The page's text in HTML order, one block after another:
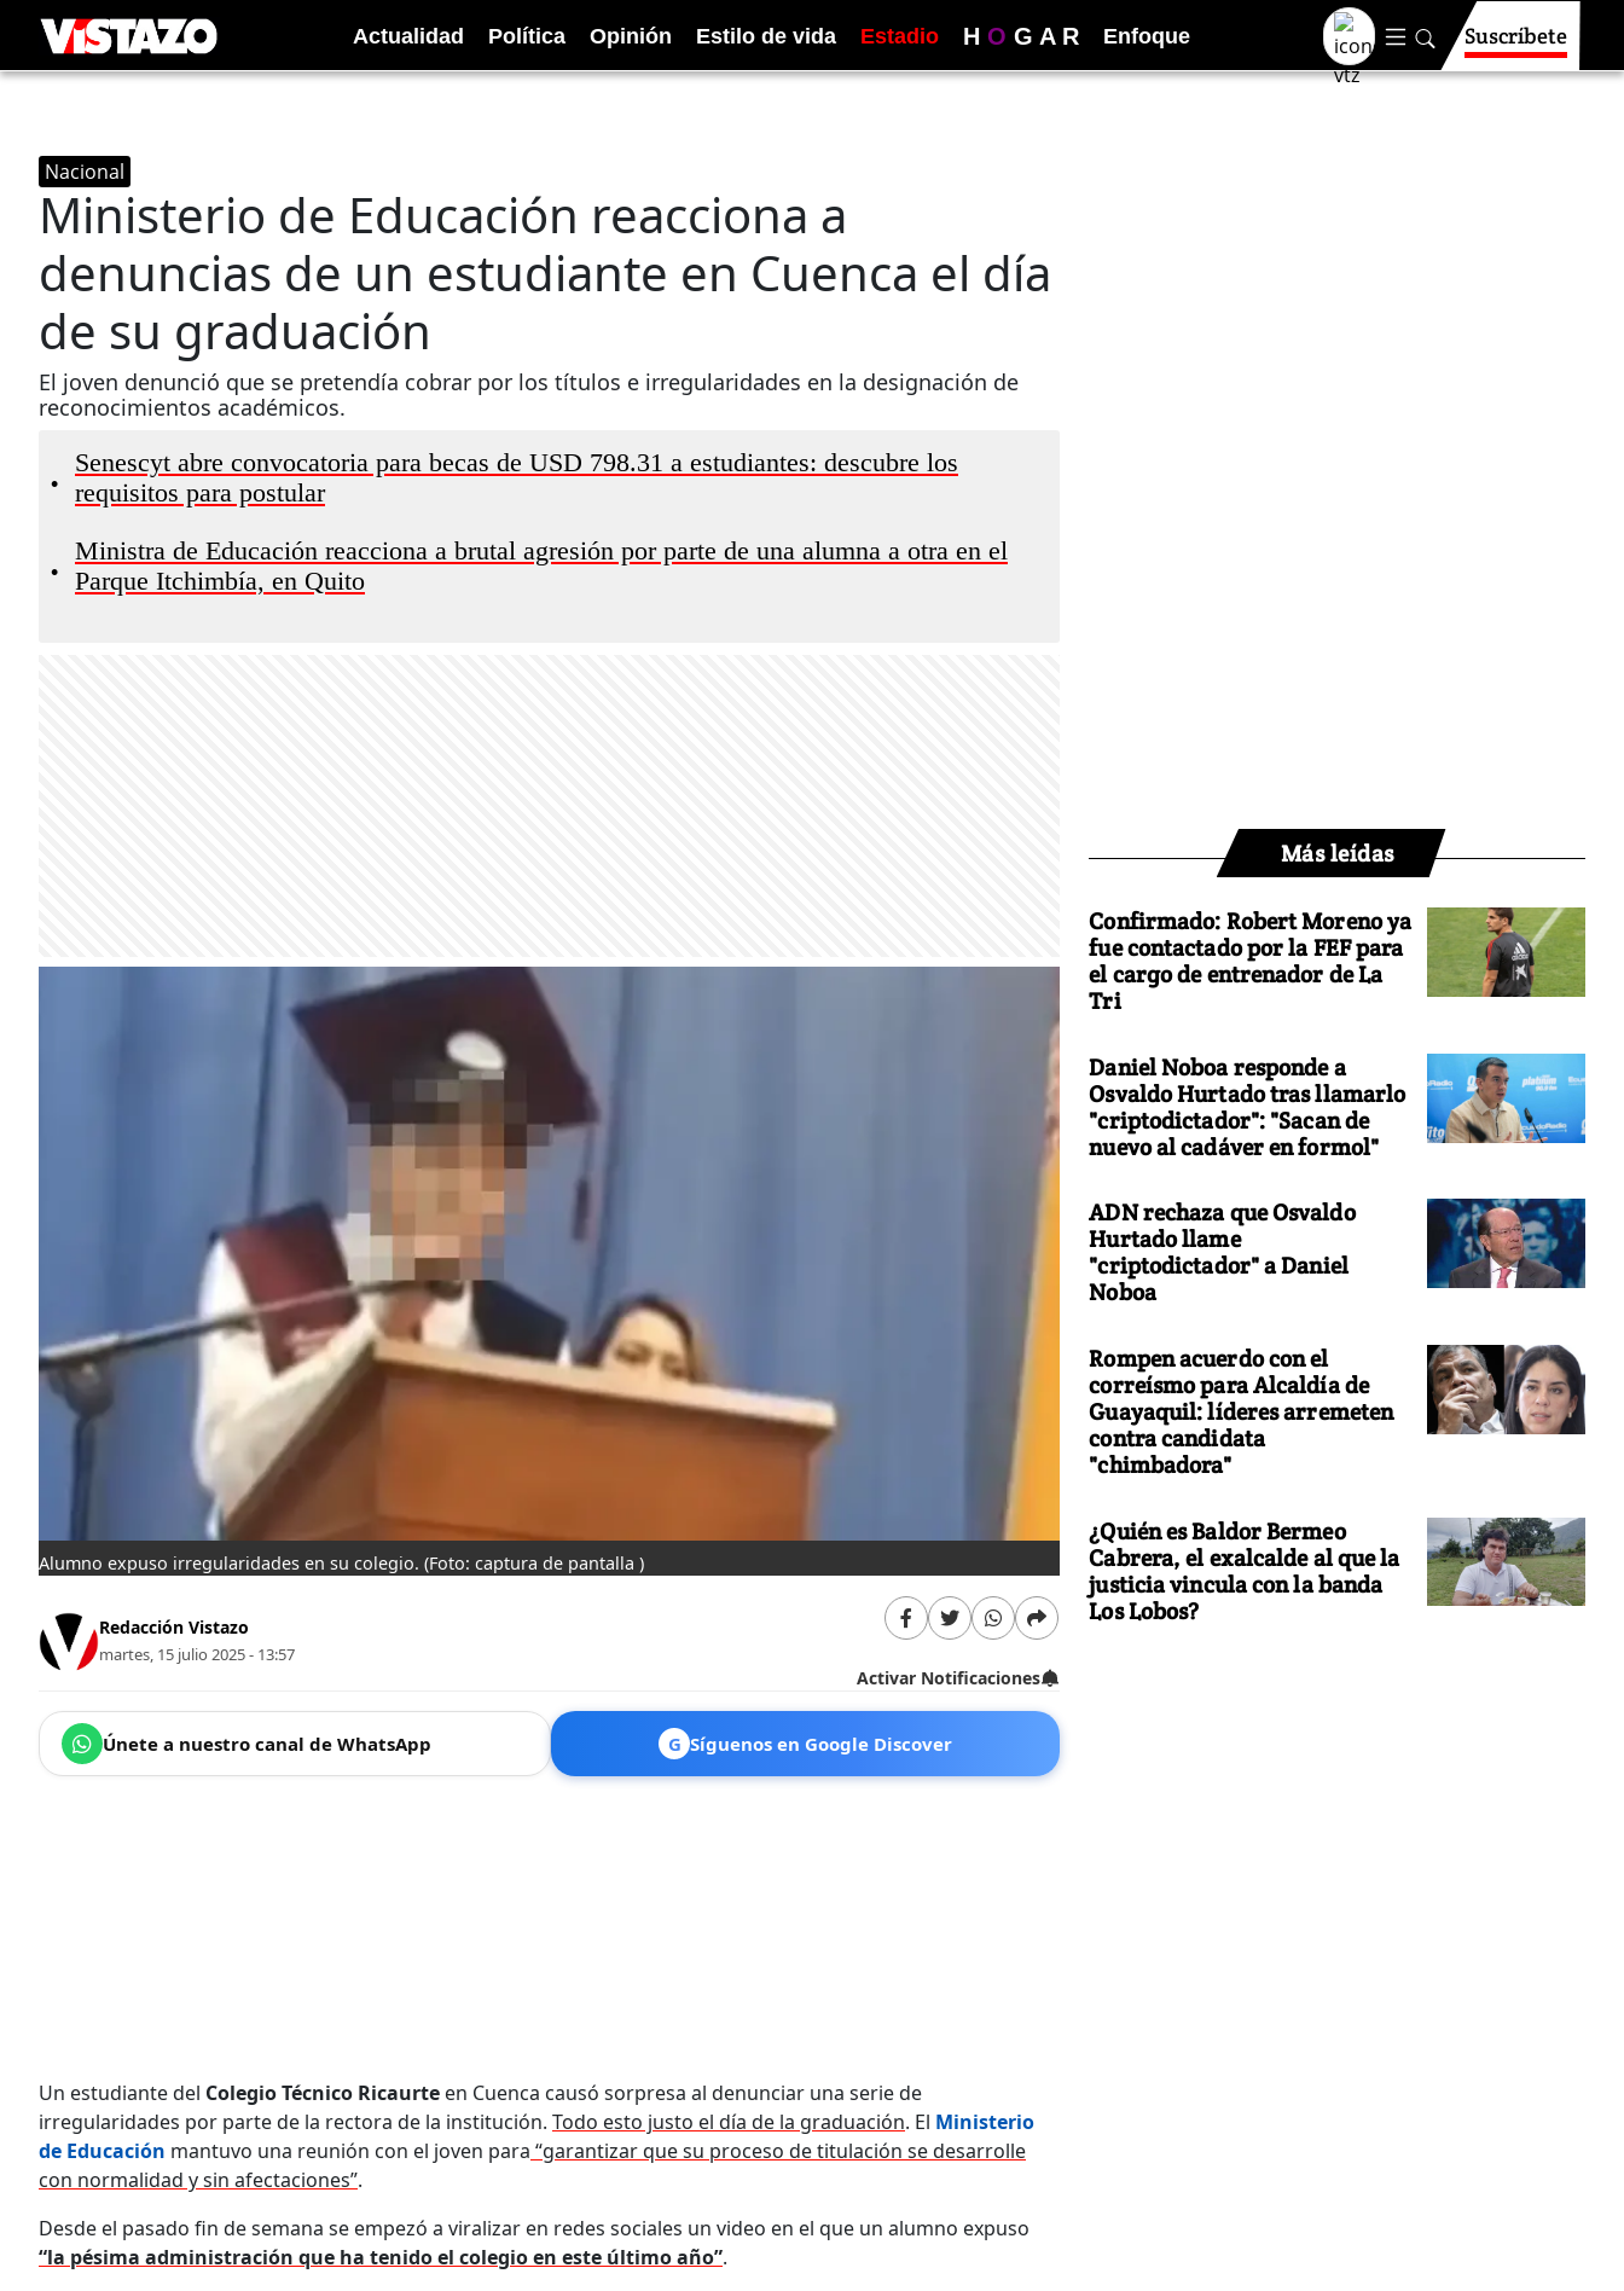
Actualidad Política Opinión Estilo de vida Estadio H O G A R Enfoque Suscríbete
Nacional
Ministerio de Educación reacciona a
denuncias de un estudiante en Cuenca el día
de su graduación
El joven denunció que se pretendía cobrar por los títulos e irregularidades en la designación de
reconocimientos académicos.
•
Senescyt abre convocatoria para becas de USD 798.31 a estudiantes: descubre los
requisitos para postular
•
Ministra de Educación reacciona a brutal agresión por parte de una alumna a otra en el
Parque Itchimbía, en Quito
Alumno expuso irregularidades en su colegio. (Foto: captura de pantalla )
Redacción Vistazo
martes, 15 julio 2025 - 13:57
Activar Notificaciones
Únete a nuestro canal de WhatsApp G Síguenos en Google Discover
Un estudiante del Colegio Técnico Ricaurte en Cuenca causó sorpresa al denunciar una serie de
irregularidades por parte de la rectora de la institución. Todo esto justo el día de la graduación. El Ministerio
de Educación mantuvo una reunión con el joven para “garantizar que su proceso de titulación se desarrolle
con normalidad y sin afectaciones”.
Desde el pasado fin de semana se empezó a viralizar en redes sociales un video en el que un alumno expuso
“la pésima administración que ha tenido el colegio en este último año”.
Más leídas
Confirmado: Robert Moreno ya
fue contactado por la FEF para
el cargo de entrenador de La
Tri
Daniel Noboa responde a
Osvaldo Hurtado tras llamarlo
"criptodictador": "Sacan de
nuevo al cadáver en formol"
ADN rechaza que Osvaldo
Hurtado llame
"criptodictador" a Daniel
Noboa
Rompen acuerdo con el
correísmo para Alcaldía de
Guayaquil: líderes arremeten
contra candidata
"chimbadora"
¿Quién es Baldor Bermeo
Cabrera, el exalcalde al que la
justicia vincula con la banda
Los Lobos?